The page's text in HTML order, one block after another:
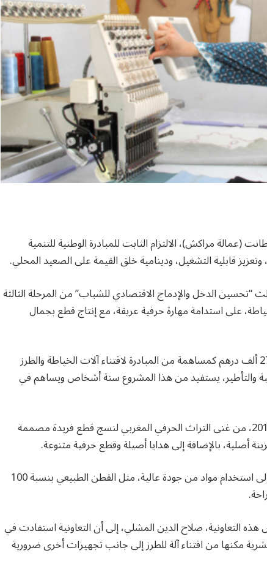
(عمالة مراكش)، الالتزام الثابت للمبادرة الوطنية للتنمية
قابلية التشغيل، ودينامية خلق القيمة على الصعيد المحلي.
“تحسين الدخل والإدماج الاقتصادي للشباب” من المرحلة الثالثة
على استدامة مهارة حرفية عريقة، مع إنتاج قطع بجمال
وبتكلفة إجمالية تبلغ 460 ألف درهم، من ضمنها 276 ألف درهم كمساهمة من المبادرة لاقتناء آلات الخياطة والطرز
والتأطير، يستفيد من هذا المشروع ستة أشخاص ويساهم في
وتنهل تعاونية “ديكور المشلي”، التي تأسست في 2016، من غنى التراث الحرفي المغربي لنسج قطع فريدة مصممة
أصلية، بالإضافة إلى هدايا أصيلة وقطع حرفية متنوعة.
وتلجأ التعاونية، الممتدة على مساحة 80 متر مربع، إلى استخدام مواد من جودة عالية، مثل القطن الطبيعي بنسبة 100
التعاونية، صلاح الدين المشلي، إلى أن التعاونية استفادت في
مكنها من اقتناء آلة للطرز إلى جانب تجهيزات أخرى ضرورية